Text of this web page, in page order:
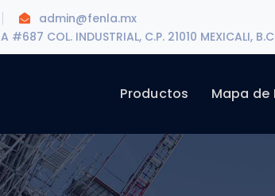
admin@fenla.mx
#687 COL. INDUSTRIAL, C.P. 21010 MEXICALI,
Productos Mapa de